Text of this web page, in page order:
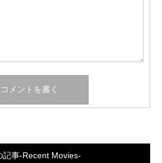
記事-Recent Movies-